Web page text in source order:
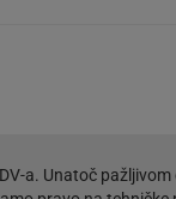
a. Unatoč